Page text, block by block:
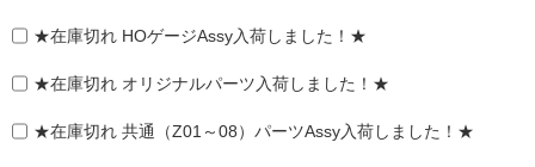
★在庫切れ HOゲージAssy入荷しました！★
★在庫切れ オリジナルパーツ入荷しました！★
★在庫切れ 共通（Z01～08）パーツAssy入荷しました！★